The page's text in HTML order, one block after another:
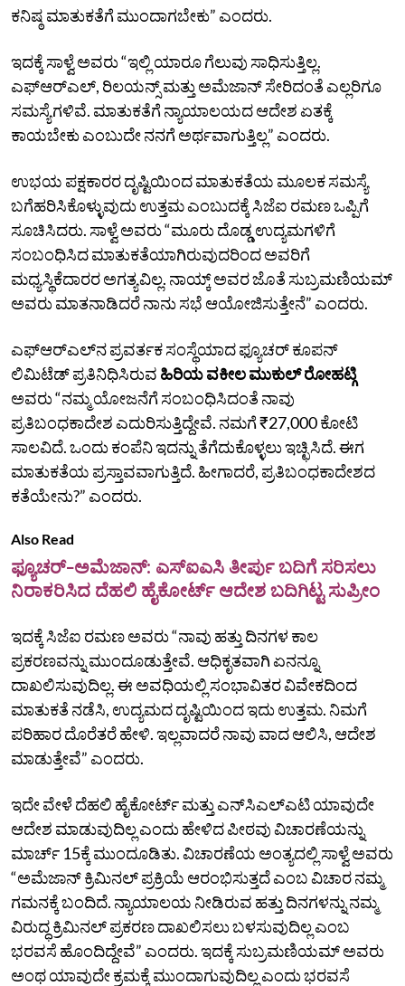
ಕನಿಷ್ಠ ಮಾತುಕತೆಗೆ ಮುಂದಾಗಬೇಕು” ಎಂದರು.
ಇದಕ್ಕೆ ಸಾಳ್ವೆ ಅವರು “ಇಲ್ಲಿ ಯಾರೂ ಗೆಲುವು ಸಾಧಿಸುತ್ತಿಲ್ಲ.
ಎಫ್‌ಆರ್‌ಎಲ್‌, ರಿಲಯನ್ಸ್‌ ಮತ್ತು ಅಮೆಜಾನ್‌ ಸೇರಿದಂತೆ ಎಲ್ಲರಿಗೂ
ಸಮಸ್ಯೆಗಳಿವೆ. ಮಾತುಕತೆಗೆ ನ್ಯಾಯಾಲಯದ ಆದೇಶ ಏತಕ್ಕೆ
ಕಾಯಬೇಕು ಎಂಬುದೇ ನನಗೆ ಅರ್ಥವಾಗುತ್ತಿಲ್ಲ” ಎಂದರು.
ಉಭಯ ಪಕ್ಷಕಾರರ ದೃಷ್ಟಿಯಿಂದ ಮಾತುಕತೆಯ ಮೂಲಕ ಸಮಸ್ಯೆ
ಬಗೆಹರಿಸಿಕೊಳ್ಳುವುದು ಉತ್ತಮ ಎಂಬುದಕ್ಕೆ ಸಿಜೆಐ ರಮಣ ಒಪ್ಪಿಗೆ
ಸೂಚಿಸಿದರು. ಸಾಳ್ವೆ ಅವರು “ಮೂರು ದೊಡ್ಡ ಉದ್ಯಮಗಳಿಗೆ
ಸಂಬಂಧಿಸಿದ ಮಾತುಕತೆಯಾಗಿರುವುದರಿಂದ ಅವರಿಗೆ
ಮಧ್ಯಸ್ಥಿಕೆದಾರರ ಅಗತ್ಯವಿಲ್ಲ. ನಾಯ್ಕ್‌ ಅವರ ಜೊತೆ ಸುಬ್ರಮಣಿಯಮ್‌
ಅವರು ಮಾತನಾಡಿದರೆ ನಾನು ಸಭೆ ಆಯೋಜಿಸುತ್ತೇನೆ” ಎಂದರು.
ಎಫ್‌ಆರ್‌ಎಲ್‌ನ ಪ್ರವರ್ತಕ ಸಂಸ್ಥೆಯಾದ ಫ್ಯೂಚರ್‌ ಕೂಪನ್‌
ಲಿಮಿಟೆಡ್‌ ಪ್ರತಿನಿಧಿಸಿರುವ ಹಿರಿಯ ವಕೀಲ ಮುಕುಲ್‌ ರೋಹಟ್ಗಿ
ಅವರು “ನಮ್ಮ ಯೋಜನೆಗೆ ಸಂಬಂಧಿಸಿದಂತೆ ನಾವು
ಪ್ರತಿಬಂಧಕಾದೇಶ ಎದುರಿಸುತ್ತಿದ್ದೇವೆ. ನಮಗೆ ₹27,000 ಕೋಟಿ
ಸಾಲವಿದೆ. ಒಂದು ಕಂಪೆನಿ ಇದನ್ನು ತೆಗೆದುಕೊಳ್ಳಲು ಇಚ್ಛಿಸಿದೆ. ಈಗ
ಮಾತುಕತೆಯ ಪ್ರಸ್ತಾವವಾಗುತ್ತಿದೆ. ಹೀಗಾದರೆ, ಪ್ರತಿಬಂಧಕಾದೇಶದ
ಕತೆಯೇನು?” ಎಂದರು.
Also Read
ಫ್ಯೂಚರ್‌-ಅಮೆಜಾನ್‌: ಎಸ್‌ಐಎಸಿ ತೀರ್ಪು ಬದಿಗೆ ಸರಿಸಲು
ನಿರಾಕರಿಸಿದ ದೆಹಲಿ ಹೈಕೋರ್ಟ್‌ ಆದೇಶ ಬದಿಗಿಟ್ಟ ಸುಪ್ರೀಂ
ಇದಕ್ಕೆ ಸಿಜೆಐ ರಮಣ ಅವರು “ನಾವು ಹತ್ತು ದಿನಗಳ ಕಾಲ
ಪ್ರಕರಣವನ್ನು ಮುಂದೂಡುತ್ತೇವೆ. ಆಧಿಕೃತವಾಗಿ ಏನನ್ನೂ
ದಾಖಲಿಸುವುದಿಲ್ಲ. ಈ ಅವಧಿಯಲ್ಲಿ ಸಂಭಾವಿತರ ವಿವೇಕದಿಂದ
ಮಾತುಕತೆ ನಡೆಸಿ, ಉದ್ಯಮದ ದೃಷ್ಟಿಯಿಂದ ಇದು ಉತ್ತಮ. ನಿಮಗೆ
ಪರಿಹಾರ ದೊರೆತರೆ ಹೇಳಿ. ಇಲ್ಲವಾದರೆ ನಾವು ವಾದ ಆಲಿಸಿ, ಆದೇಶ
ಮಾಡುತ್ತೇವೆ” ಎಂದರು.
ಇದೇ ವೇಳೆ ದೆಹಲಿ ಹೈಕೋರ್ಟ್‌ ಮತ್ತು ಎನ್‌ಸಿಎಲ್‌ಎಟಿ ಯಾವುದೇ
ಆದೇಶ ಮಾಡುವುದಿಲ್ಲ ಎಂದು ಹೇಳಿದ ಪೀಠವು ವಿಚಾರಣೆಯನ್ನು
ಮಾರ್ಚ್‌ 15ಕ್ಕೆ ಮುಂದೂಡಿತು. ವಿಚಾರಣೆಯ ಅಂತ್ಯದಲ್ಲಿ ಸಾಳ್ವೆ ಅವರು
“ಅಮೆಜಾನ್‌ ಕ್ರಿಮಿನಲ್‌ ಪ್ರಕ್ರಿಯೆ ಆರಂಭಿಸುತ್ತದೆ ಎಂಬ ವಿಚಾರ ನಮ್ಮ
ಗಮನಕ್ಕೆ ಬಂದಿದೆ. ನ್ಯಾಯಾಲಯ ನೀಡಿರುವ ಹತ್ತು ದಿನಗಳನ್ನು ನಮ್ಮ
ವಿರುದ್ಧ ಕ್ರಿಮಿನಲ್‌ ಪ್ರಕರಣ ದಾಖಲಿಸಲು ಬಳಸುವುದಿಲ್ಲ ಎಂಬ
ಭರವಸೆ ಹೊಂದಿದ್ದೇವೆ” ಎಂದರು. ಇದಕ್ಕೆ ಸುಬ್ರಮಣಿಯಮ್‌ ಅವರು
ಅಂಥ ಯಾವುದೇ ಕ್ರಮಕ್ಕೆ ಮುಂದಾಗುವುದಿಲ್ಲ ಎಂದು ಭರವಸೆ